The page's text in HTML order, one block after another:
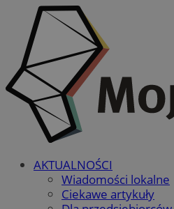
AKTUALNOŚCI
Wiadomości lokalne
Ciekawe artykuły